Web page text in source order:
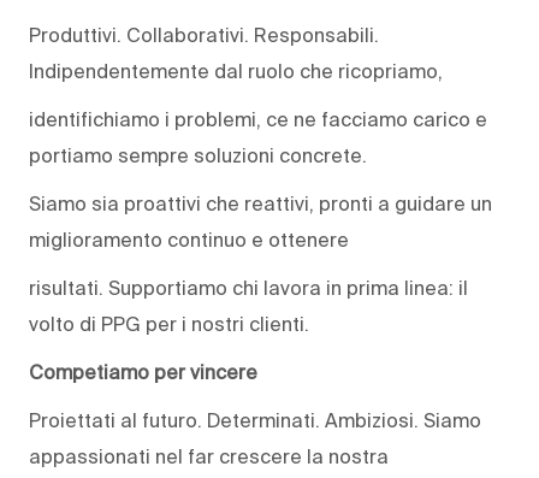
Produttivi. Collaborativi. Responsabili.
Indipendentemente dal ruolo che ricopriamo,
identifichiamo i problemi, ce ne facciamo carico e
portiamo sempre soluzioni concrete.
Siamo sia proattivi che reattivi, pronti a guidare un
miglioramento continuo e ottenere
risultati. Supportiamo chi lavora in prima linea: il
volto di PPG per i nostri clienti.
Competiamo per vincere
Proiettati al futuro. Determinati. Ambiziosi. Siamo
appassionati nel far crescere la nostra